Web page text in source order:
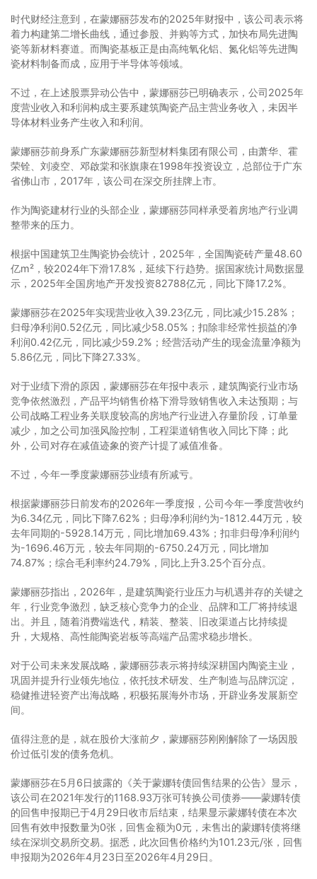
时代财经注意到，在蒙娜丽莎发布的2025年财报中，该公司表示将
着力构建第二增长曲线，通过参股、并购等方式，加快布局先进陶
瓷等新材料赛道。而陶瓷基板正是由高纯氧化铝、氮化铝等先进陶
瓷材料制备而成，应用于半导体等领域。
不过，在上述股票异动公告中，蒙娜丽莎已明确表示，公司2025年
度营业收入和利润构成主要系建筑陶瓷产品主营业务收入，未因半
导体材料业务产生收入和利润。
蒙娜丽莎前身系广东蒙娜丽莎新型材料集团有限公司，由萧华、霍
荣铨、刘凌空、邓啟棠和张旗康在1998年投资设立，总部位于广东
省佛山市，2017年，该公司在深交所挂牌上市。
作为陶瓷建材行业的头部企业，蒙娜丽莎同样承受着房地产行业调
整带来的压力。
根据中国建筑卫生陶瓷协会统计，2025年，全国陶瓷砖产量48.60
亿m²，较2024年下滑17.8%，延续下行趋势。据国家统计局数据显
示，2025年全国房地产开发投资82788亿元，同比下降17.2%。
蒙娜丽莎在2025年实现营业收入39.23亿元，同比减少15.28%；
归母净利润0.52亿元，同比减少58.05%；扣除非经常性损益的净
利润0.42亿元，同比减少59.2%；经营活动产生的现金流量净额为
5.86亿元，同比下降27.33%。
对于业绩下滑的原因，蒙娜丽莎在年报中表示，建筑陶瓷行业市场
竞争依然激烈，产品平均销售价格下滑导致销售收入未达预期；与
公司战略工程业务关联度较高的房地产行业进入存量阶段，订单量
减少，加之公司加强风险控制，工程渠道销售收入同比下降；此
外，公司对存在减值迹象的资产计提了减值准备。
不过，今年一季度蒙娜丽莎业绩有所减亏。
根据蒙娜丽莎日前发布的2026年一季度报，公司今年一季度营收约
为6.34亿元，同比下降7.62%；归母净利润约为-1812.44万元，较
去年同期的-5928.14万元，同比增加69.43%；扣非归母净利润约
为-1696.46万元，较去年同期的-6750.24万元，同比增加
74.87%；综合毛利率约24.79%，同比上升3.25个百分点。
蒙娜丽莎指出，2026年，是建筑陶瓷行业压力与机遇并存的关键之
年，行业竞争激烈，缺乏核心竞争力的企业、品牌和工厂将持续退
出。并且，随着消费端迭代，精装、整装、旧改渠道占比持续提
升，大规格、高性能陶瓷岩板等高端产品需求稳步增长。
对于公司未来发展战略，蒙娜丽莎表示将持续深耕国内陶瓷主业，
巩固并提升行业领先地位，依托技术研发、生产制造与品牌沉淀，
稳健推进轻资产出海战略，积极拓展海外市场，开辟业务发展新空
间。
值得注意的是，就在股价大涨前夕，蒙娜丽莎刚刚解除了一场因股
价过低引发的债务危机。
蒙娜丽莎在5月6日披露的《关于蒙娜转债回售结果的公告》显示，
该公司在2021年发行的1168.93万张可转换公司债券——蒙娜转债
的回售申报期已于4月29日收市后结束，结果显示蒙娜转债在本次
回售有效申报数量为0张，回售金额为0元，未售出的蒙娜转债将继
续在深圳交易所交易。据悉，此次回售价格约为101.23元/张，回售
申报期为2026年4月23日至2026年4月29日。